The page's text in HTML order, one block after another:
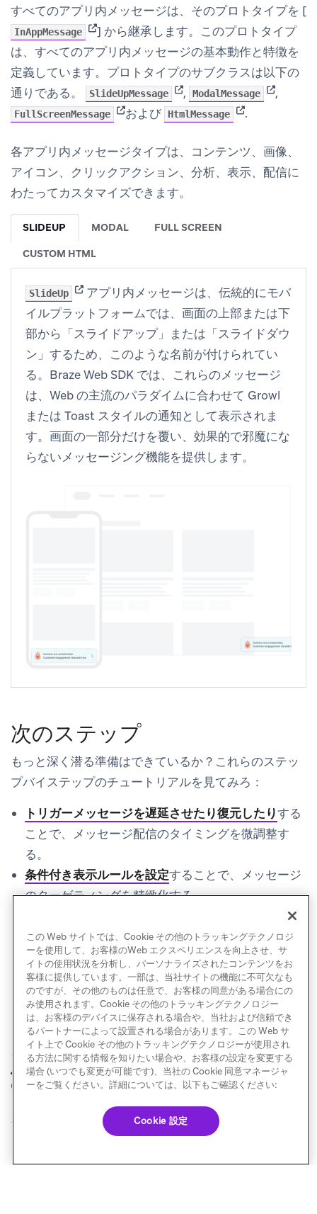
すべてのアプリ内メッセージは、そのプロトタイプを [
InAppMessage (opens in new tab)
] から継承します。このプロトタイプ
は、すべてのアプリ内メッセージの基本動作と特徴を
定義しています。プロトタイプのサブクラスは以下の
通りである。
SlideUpMessage (opens in new tab)
, ModalMessage (opens
,
FullScreenMessage (opens in new tab)
および HtmlMessage (opens in new
.
各アプリ内メッセージタイプは、コンテンツ、画像、
アイコン、クリックアクション、分析、表示、配信に
わたってカスタマイズできます。
SLIDEUP MODAL FULL SCREEN
CUSTOM HTML
SlideUp (opens in new tab)
アプリ内メッセージは、伝統的にモバ
イルプラットフォームでは、画面の上部または下
部から「スライドアップ」または「スライドダウ
ン」するため、このような名前が付けられてい
る。Braze Web SDK では、これらのメッセージ
は、Web の主流のパラダイムに合わせて Growl
または Toast スタイルの通知として表示されま
す。画面の一部分だけを覆い、効果的で邪魔にな
らないメッセージング機能を提供します。
次のステップ
もっと深く潜る準備はできているか？これらのステッ
プバイステップのチュートリアルを見てみろ：
トリガーメッセージを遅延させたり復元したりする
ことで、メッセージ配信のタイミングを微調整す
る。
条件付き表示ルールを設定することで、メッセージ
のターゲティングを精緻化する。
キーと値のペアでメッセージのスタイルをカスタマ
イズし、ブランドの見た目に合わせるのだ。
前へ チュートリアル:
Content Cards受信トレイ
次へ
メッセージングをカ
スタマイズする
© Braze. All Rights Reserved Privacy Policy
この Web サイトでは、Cookie その他のトラッキングテクノロジ
ーを使用して、お客様のWeb エクスペリエンスを向上させ、サ
イトの使用状況を分析し、パーソナライズされたコンテンツをお
客様に提供しています。一部は、当社サイトの機能に不可欠なも
のですが、その他のものは任意で、お客様の同意がある場合にの
み使用されます。Cookie その他のトラッキングテクノロジー
は、お客様のデバイスに保存される場合や、当社および信頼でき
るパートナーによって設置される場合があります。この Web サ
イト上で Cookie その他のトラッキングテクノロジーが使用され
る方法に関する情報を知りたい場合や、お客様の設定を変更する
場合 (いつでも変更が可能です)、当社の Cookie 同意マネージャ
ーをご覧ください。詳細については、以下もご確認ください:
Cookie 設定